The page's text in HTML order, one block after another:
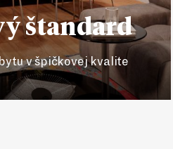
štandard
v špičkovej kvalite